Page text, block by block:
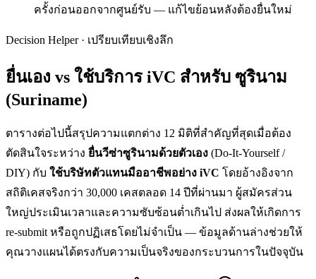
ครั้งก่อนออกจากศูนย์รับ — แก้ไขย้อนหลังต้องยื่นใหม่
Decision Helper · เปรียบเทียบเชิงลึก
ยื่นเอง vs ใช้บริการ iVC สำหรับ ซูรินาม
(Suriname)
ตารางต่อไปนี้สรุปความแตกต่าง 12 มิติที่สำคัญที่สุดเมื่อต้อง
ตัดสินใจระหว่าง ยื่นวีซ่าซูรินามด้วยตัวเอง (Do-It-Yourself /
DIY) กับ ใช้บริษัทตัวแทนมืออาชีพอย่าง iVC โดยอ้างอิงจาก
สถิติเคสจริงกว่า 30,000 เคสตลอด 14 ปีที่ผ่านมา ผู้สมัครส่วน
ใหญ่ประเมินเวลาและความซับซ้อนต่ำเกินไป ส่งผลให้เกิดการ
re-submit หรือถูกปฏิเสธโดยไม่จำเป็น — ข้อมูลด้านล่างช่วยให้
คุณวางแผนได้ตรงกับความเป็นจริงของกระบวนการในปัจจุบัน